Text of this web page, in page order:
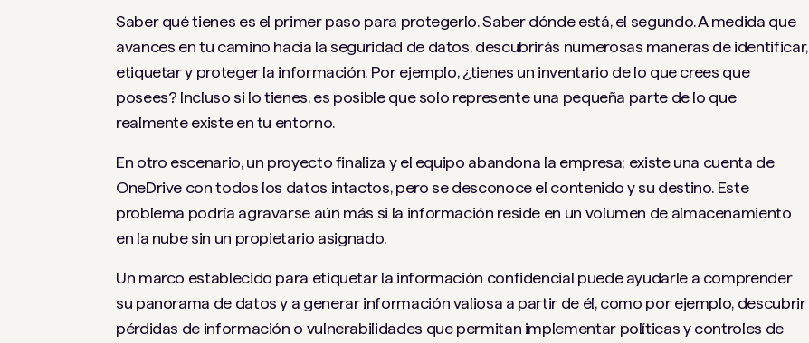
Saber qué tienes es el primer paso para protegerlo. Saber dónde está, el segundo. A medida que
avances en tu camino hacia la seguridad de datos, descubrirás numerosas maneras de identificar,
etiquetar y proteger la información. Por ejemplo, ¿tienes un inventario de lo que crees que
posees? Incluso si lo tienes, es posible que solo represente una pequeña parte de lo que
realmente existe en tu entorno.
En otro escenario, un proyecto finaliza y el equipo abandona la empresa; existe una cuenta de
OneDrive con todos los datos intactos, pero se desconoce el contenido y su destino. Este
problema podría agravarse aún más si la información reside en un volumen de almacenamiento
en la nube sin un propietario asignado.
Un marco establecido para etiquetar la información confidencial puede ayudarle a comprender
su panorama de datos y a generar información valiosa a partir de él, como por ejemplo, descubrir
pérdidas de información o vulnerabilidades que permitan implementar políticas y controles de